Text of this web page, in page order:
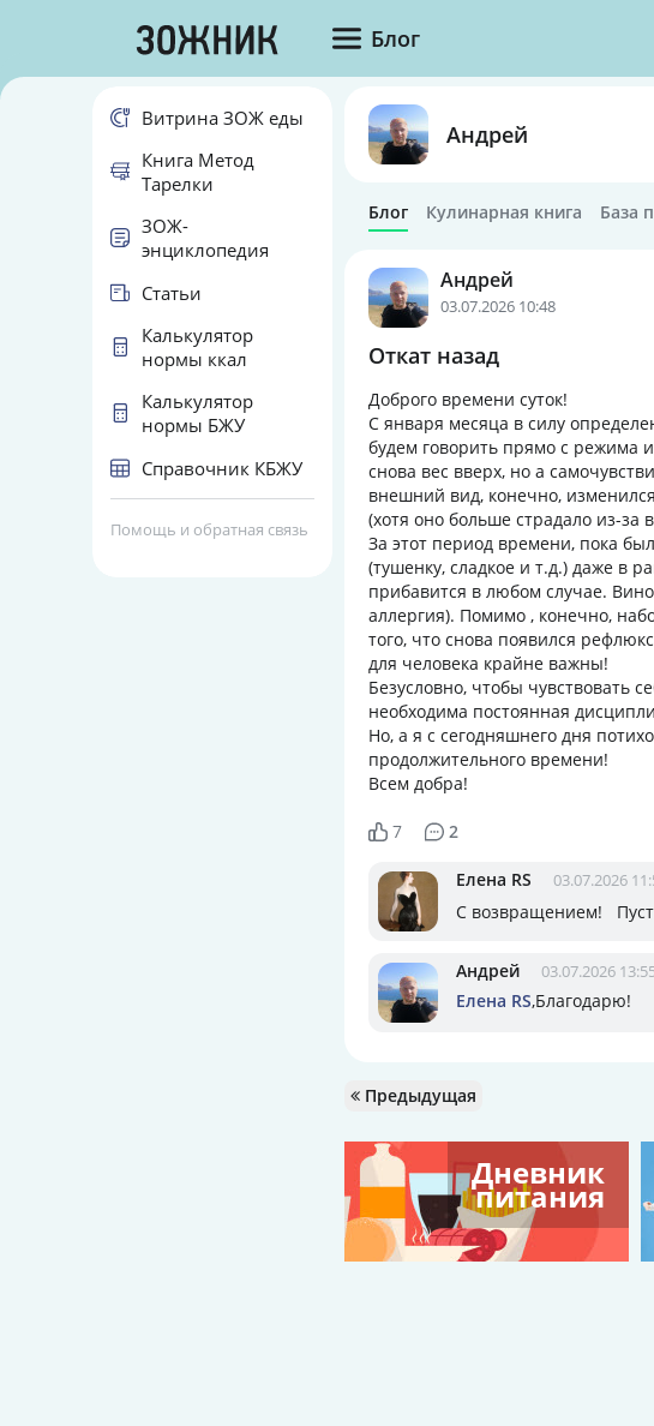
Блог
Андрей
Блог Кулинарная книга База
Андрей
03.07.2026 10:48
Откат назад
Доброго времени суток!
С января месяца в силу
будем говорить прямо с режима
снова вес вверх, но а
внешний вид, конечно,
(хотя оно больше страдало из-за
За этот период времени, пока
(тушенку, сладкое и т.д.) даже в
прибавится в любом случае.
аллергия). Помимо , конечно,
того, что снова появился
для человека крайне важны!
Безусловно, чтобы чувствовать
необходима постоянная
Но, а я с сегодняшнего дня
продолжительного времени!
Всем добра!
7 2
Елена RS 03.07.2026
С возвращением!
Андрей 03.07.2026
Елена RS,Благодарю!
Предыдущая
Дневник
питания
Витрина ЗОЖ еды
Книга Метод
Тарелки
ЗОЖ-
энциклопедия
Статьи
Калькулятор
нормы ккал
Калькулятор
нормы БЖУ
Справочник КБЖУ
Помощь и обратная связь